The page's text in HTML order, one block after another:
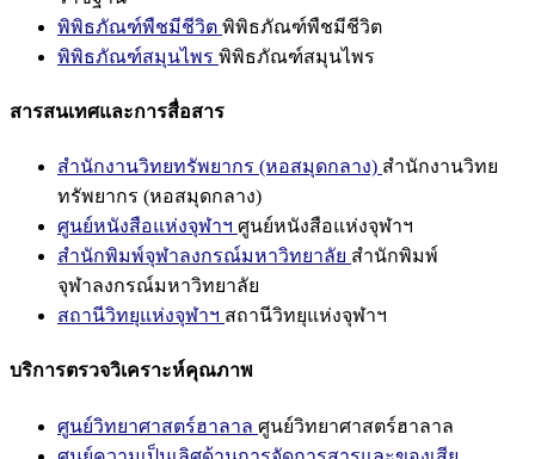
พิพิธภัณฑ์พืชมีชีวิต พิพิธภัณฑ์พืชมีชีวิต
พิพิธภัณฑ์สมุนไพร พิพิธภัณฑ์สมุนไพร
สารสนเทศและการสื่อสาร
สำนักงานวิทยทรัพยากร (หอสมุดกลาง) สำนักงานวิทย
ทรัพยากร (หอสมุดกลาง)
ศูนย์หนังสือแห่งจุฬาฯ ศูนย์หนังสือแห่งจุฬาฯ
สำนักพิมพ์จุฬาลงกรณ์มหาวิทยาลัย สำนักพิมพ์
จุฬาลงกรณ์มหาวิทยาลัย
สถานีวิทยุแห่งจุฬาฯ สถานีวิทยุแห่งจุฬาฯ
บริการตรวจวิเคราะห์คุณภาพ
ศูนย์วิทยาศาสตร์ฮาลาล ศูนย์วิทยาศาสตร์ฮาลาล